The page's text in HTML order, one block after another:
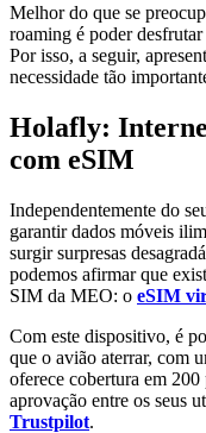
Melhor do que se
roaming é poder desfrutar
Por isso, a seguir,
necessidade tão
Holafly:
com eSIM
Independentemente do
garantir dados móveis
surgir surpresas
podemos afirmar que
SIM da MEO: o eSIM
Com este dispositivo, é
que o avião aterrar, com
oferece cobertura em 200
aprovação entre os seus
Trustpilot.